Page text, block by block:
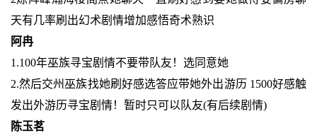
天有几率刷出幻术剧情增加感悟奇术熟识
阿冉
1.100年巫族寻宝剧情不要带队友！选同意她
2.然后交州巫族找她刷好感选答应带她外出游历 1500好感触
发出外游历寻宝剧情！暂时只可以队友(有后续剧情)
陈玉茗